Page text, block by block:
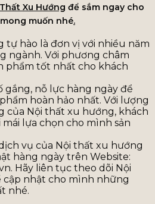
Xu Hướng để sắm ngay cho
muốn nhé.
tự hào là đơn vị với nhiều năm
ngành. Với phương châm
phẩm tốt nhất cho khách
gắng, nỗ lực hàng ngày để
hoàn hảo nhất. Với lượng
của Nội thất xu hướng, khách
lựa chọn cho mình sản
vụ của Nội thất xu hướng
hàng ngày trên Website:
Hãy liên tục theo dõi Nội
nhật cho mình những
nhé.